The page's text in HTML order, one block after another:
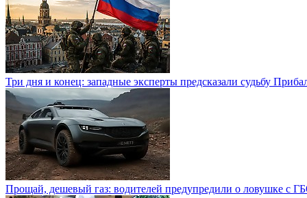
Три дня и конец: западные эксперты предсказали судьбу
Прощай, дешевый газ: водителей предупредили о ловушке с